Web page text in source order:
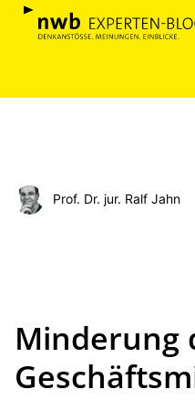
Prof. Dr. jur. Ralf Jahn
Minderung